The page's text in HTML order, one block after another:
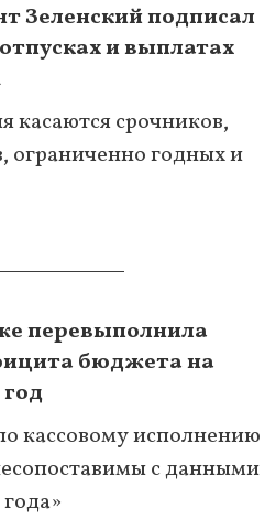
Зеленский подписал
и выплатах
касаются срочников,
ограниченно годных и
перевыполнила
бюджета на
год
кассовому исполнению
с данными